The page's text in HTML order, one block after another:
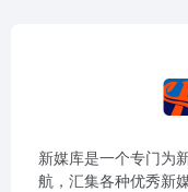
新媒库是一个专门为
航，汇集各种优秀新